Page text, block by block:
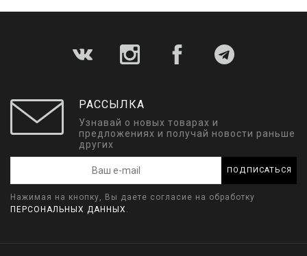
РАССЫЛКА
Узнавай о новых товарах и
предложениях и получай новости раньше
других
ПОДПИСАТЬСЯ
Нажимая на кнопку, Вы даете согласие на обработку
ПЕРСОНАЛЬНЫХ ДАННЫХ .